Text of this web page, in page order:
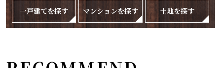
一戸建てを探す マンションを探す 土地を探す